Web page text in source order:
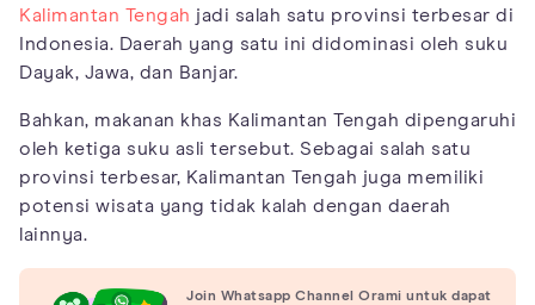
Kalimantan Tengah jadi salah satu provinsi terbesar di
Indonesia. Daerah yang satu ini didominasi oleh suku
Dayak, Jawa, dan Banjar.
Bahkan, makanan khas Kalimantan Tengah dipengaruhi
oleh ketiga suku asli tersebut. Sebagai salah satu
provinsi terbesar, Kalimantan Tengah juga memiliki
potensi wisata yang tidak kalah dengan daerah
lainnya.
Join Whatsapp Channel Orami untuk dapat